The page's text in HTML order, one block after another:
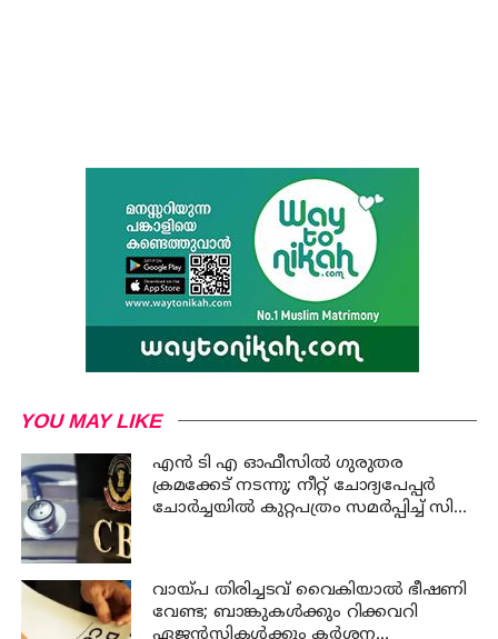
YOU MAY LIKE
എന്‍ ടി എ ഓഫീസില്‍ ഗുരുതര
ക്രമക്കേട് നടന്നു; നീറ്റ് ചോദ്യപേപ്പര്‍
ചോര്‍ച്ചയില്‍ കുറ്റപത്രം സമര്‍പ്പിച്ച് സി
വായ്പ തിരിച്ചടവ് വൈകിയാൽ ഭീഷണി
വേണ്ട; ബാങ്കുകൾക്കും റിക്കവറി